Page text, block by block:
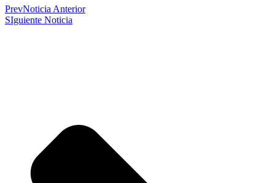
PrevNoticia Anterior
SIguiente Noticia